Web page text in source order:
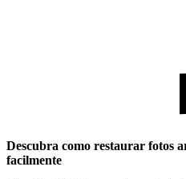
Descubra como restaurar fotos
facilmente